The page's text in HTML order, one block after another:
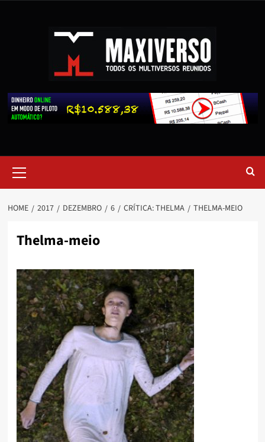
HOME 2017 DEZEMBRO 6 CRÍTICA: THELMA THELMA-MEIO
Thelma-meio